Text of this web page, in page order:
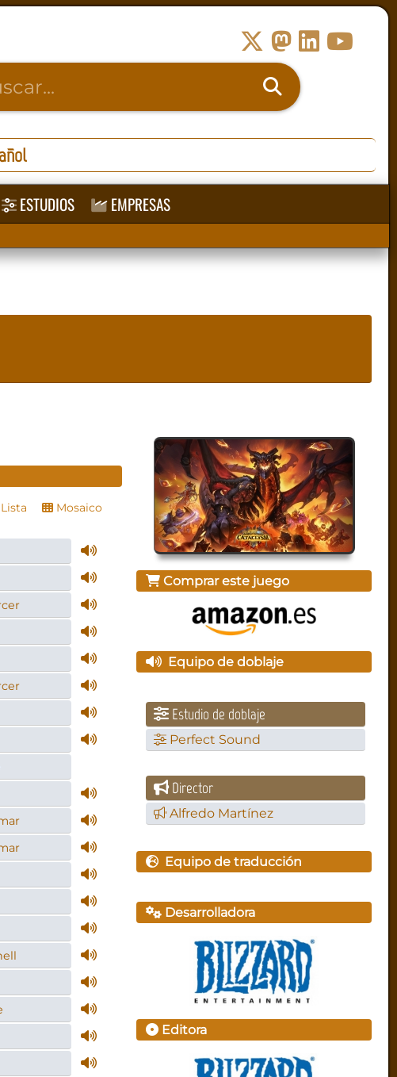
ESTUDIOS EMPRESAS
Mosaico
Comprar este juego
Equipo de doblaje
Estudio de doblaje
Perfect Sound
Director
Alfredo Martínez
Equipo de traducción
Desarrolladora
Editora